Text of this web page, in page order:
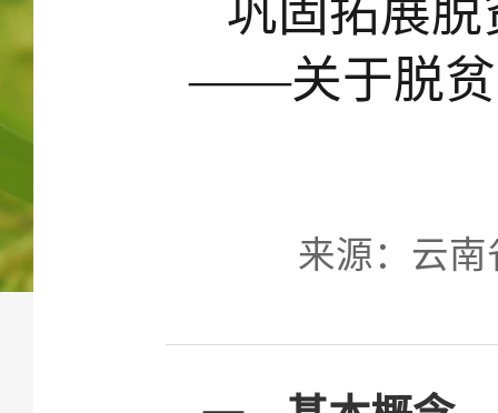
巩固拓展
——关于脱贫
来源：云